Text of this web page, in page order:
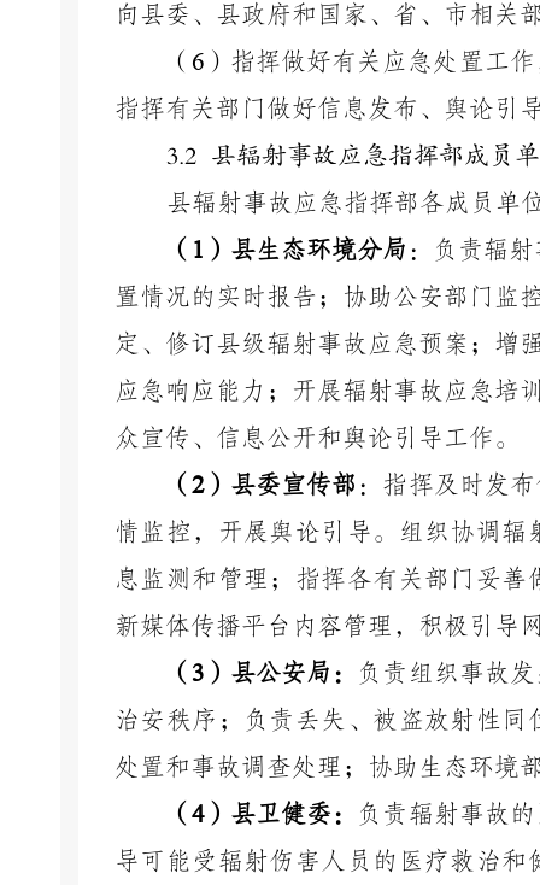
向县委、县政府和国家、省、市相关
（ 6 ）指挥做好有关应急处置工
指挥有关部门做好信息发布、舆论引
3.2 县辐射事故应急指挥部成员
县辐射事故应急指挥部各成员单
（ 1 ）县生态环境分局 ：负责辐
置情况的实时报告；协助公安部门监
定、修订县级辐射事故应急预案；增
应急响应能力；开展辐射事故应急培
众宣传、信息公开和舆论引导工作。
（ 2）县委宣传部 ：指挥及时发
情监控，开展舆论引导。组织协调
息监测和管理；指挥各有关部门妥
新媒体传播平台内容管理，积极引导
（ 3 ）县公安局：
负责组织事故
治安秩序；负责丢失、被盗放射性
处置和事故调查处理；协助生态环境
（ 4）县卫健委：
负责辐射事故
导可能受辐射伤害人员的医疗救治